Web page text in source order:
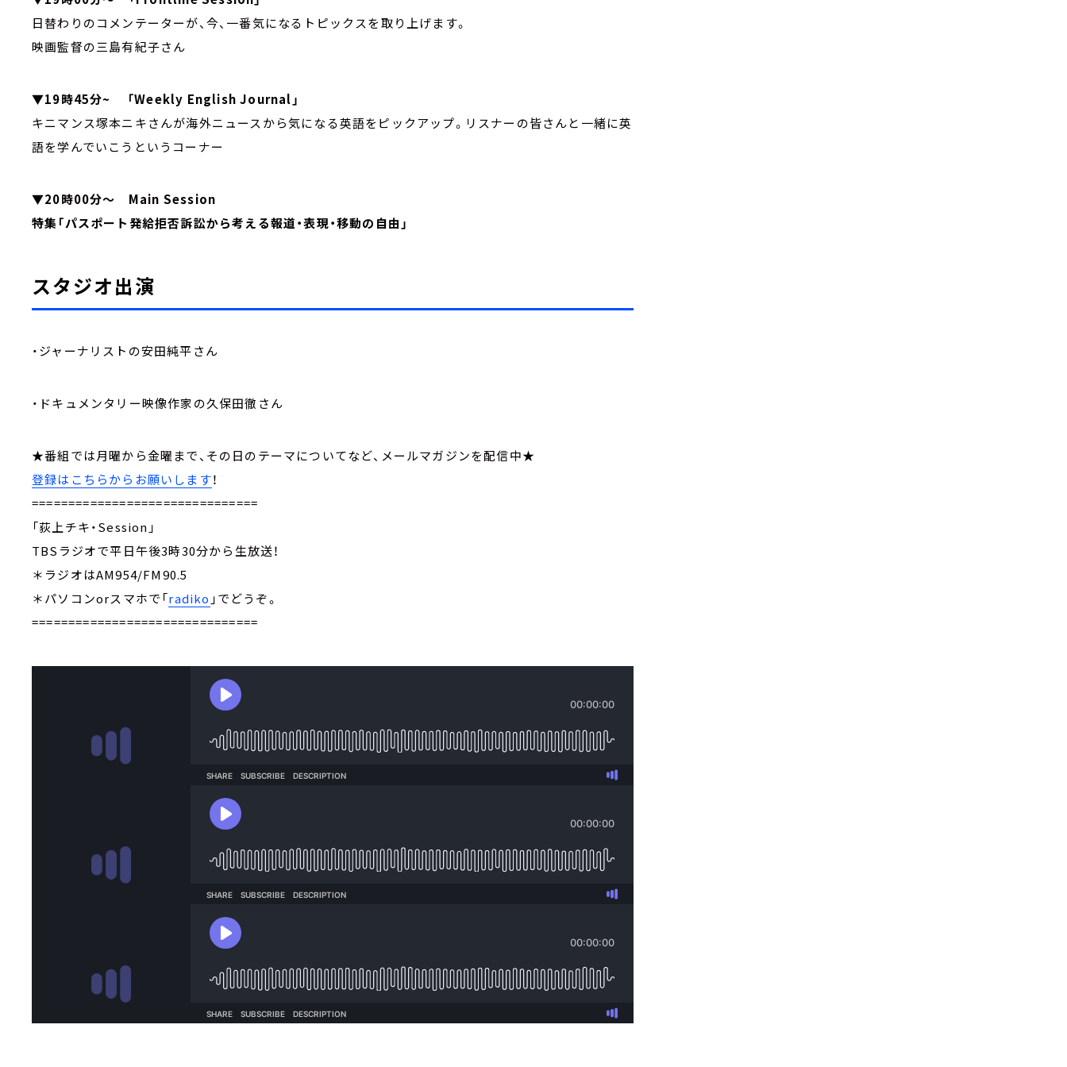
日替わりのコメンテーターが、今、一番気になるトピックスを取り上げます。
映画監督の三島有紀子さん
▼19時45分~ 「Weekly English Journal」
キニマンス塚本ニキさんが海外ニュースから気になる英語をピックアップ。リスナーの皆さんと一緒に英
語を学んでいこうというコーナー
▼20時00分～ Main Session
特集「パスポート発給拒否訴訟から考える報道・表現・移動の自由」
スタジオ出演
・ジャーナリストの安田純平さん
・ドキュメンタリー映像作家の久保田徹さん
★番組では月曜から金曜まで、その日のテーマについてなど、メールマガジンを配信中★
登録はこちらからお願いします！
===============================
「荻上チキ・Session」
TBSラジオで平日午後3時30分から生放送！
＊ラジオはAM954/FM90.5
＊パソコンorスマホで「radiko 」でどうぞ。
===============================